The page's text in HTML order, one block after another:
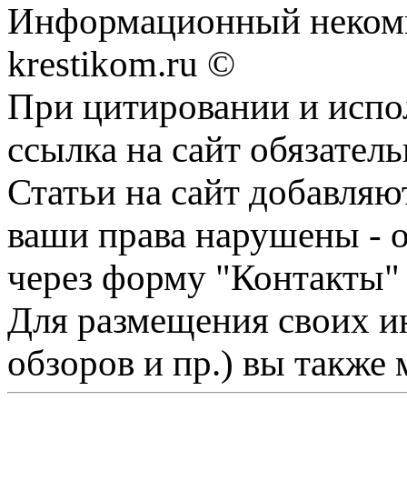
Информационный
krestikom.ru ©
При цитировании и
ссылка на сайт
Статьи на сайт
ваши права нарушены -
через форму "Контакты"
Для размещения своих
обзоров и пр.) вы также